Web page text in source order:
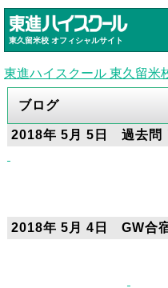
東久留米校 オフィシャルサイト
東進ハイスクール 東久留米
ブログ
2018年 5月 5日 過去問
2018年 5月 4日 GW合